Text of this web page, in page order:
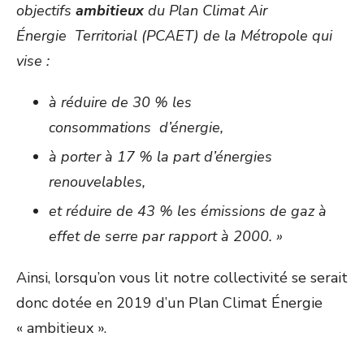
objectifs ambitieux du Plan Climat Air
Énergie Territorial (PCAET) de la Métropole qui
vise :
à réduire de 30 % les
consommations d’énergie,
à porter à 17 % la part d’énergies
renouvelables,
et réduire de 43 % les émissions de gaz à
effet de serre par rapport à 2000. »
Ainsi, lorsqu’on vous lit notre collectivité se serait
donc dotée en 2019 d’un Plan Climat Énergie
« ambitieux ».